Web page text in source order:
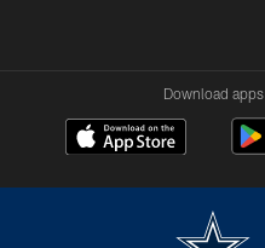
Download apps